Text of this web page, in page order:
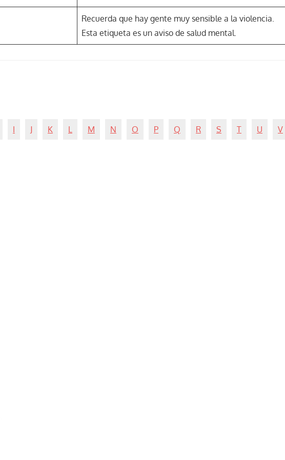
Recuerda que hay gente muy sensible a la violencia.
Esta etiqueta es un aviso de salud mental.
I J K L M N O P Q R S T U V